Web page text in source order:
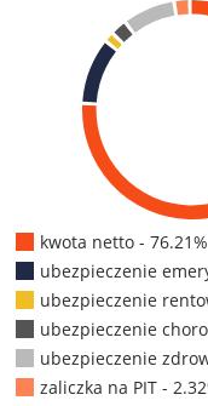
kwota netto - 76.21%
ubezpieczenie
ubezpieczenie
ubezpieczenie
ubezpieczenie
zaliczka na PIT -